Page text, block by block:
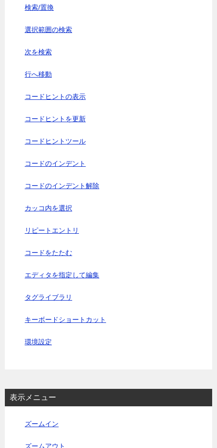
検索/置換
選択範囲の検索
次を検索
行へ移動
コードヒントの表示
コードヒントを更新
コードヒントツール
コードのインデント
コードのインデント解除
カッコ内を選択
リピートエントリ
コードをたたむ
エディタを指定して編集
タグライブラリ
キーボードショートカット
環境設定
表示メニュー
ズームイン
ズームアウト